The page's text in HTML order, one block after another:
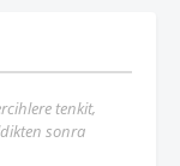
tenkit,
sonra